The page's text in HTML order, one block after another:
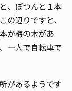
、ぽつんと１本
の辺りですと、
か梅の木があ
一人で自転車で
があるようです